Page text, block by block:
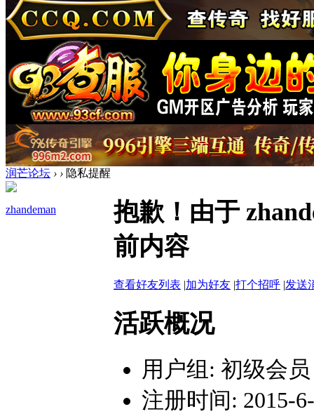
润芒论坛 › › 隐私提醒
zhandeman
抱歉！由于
前内容
查看好友列表 |加为好友 |打个招呼 |发送
活跃概况
用户组: 初级会员
注册时间: 2015-